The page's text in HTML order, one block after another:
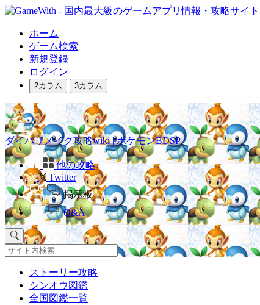
ホーム
ゲーム検索
新規登録
ログイン
2カラム 3カラム
ダイパリメイク攻略wiki | ポケモンBDSP
他の攻略
Twitter
掲示板
Q&A
ストーリー攻略
シンオウ図鑑
全国図鑑一覧